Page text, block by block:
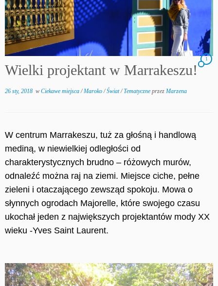
Wielki projektant w Marrakeszu!
1
26 sty, 2018 w Ciekawe miejsca/Maroko/Świat/Tematyczne przez Marzena
W centrum Marrakeszu, tuż za głośną i handlową
mediną, w niewielkiej odległości od
charakterystycznych brudno – różowych murów,
odnaleźć można raj na ziemi. Miejsce ciche, pełne
zieleni i otaczającego zewsząd spokoju. Mowa o
słynnych ogrodach Majorelle, które swojego czasu
ukochał jeden z największych projektantów mody XX
wieku -Yves Saint Laurent.